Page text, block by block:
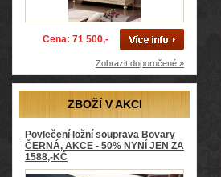
Cena: 71 500,-
Zobrazit doporučené »
ZBOŽÍ V AKCI
Povlečení ložní souprava Bovary
ČERNÁ, AKCE - 50% NYNÍ JEN ZA
1588,-KČ